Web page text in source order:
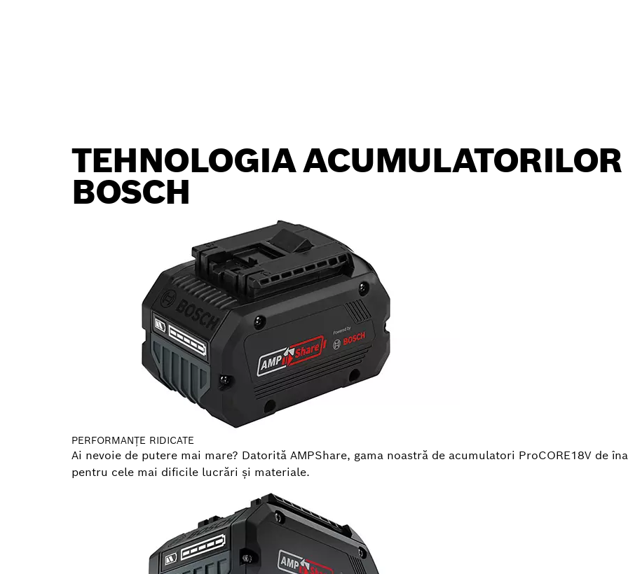
TEHNOLOGIA ACUMULATORILOR
BOSCH
PERFORMANŢE RIDICATE
Ai nevoie de putere mai mare? Datorită AMPShare, gama noastră de acumulatori ProCORE18V de
pentru cele mai dificile lucrări şi materiale.